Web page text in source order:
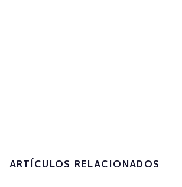
ARTÍCULOS RELACIONADOS